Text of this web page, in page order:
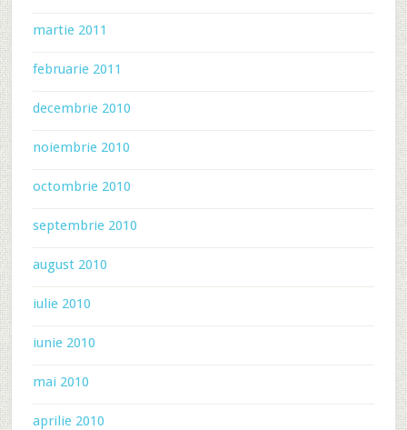
martie 2011
februarie 2011
decembrie 2010
noiembrie 2010
octombrie 2010
septembrie 2010
august 2010
iulie 2010
iunie 2010
mai 2010
aprilie 2010